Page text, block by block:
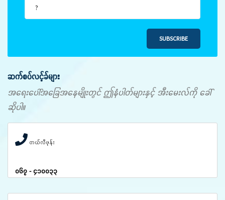
SUBSCRIBE
ဆက်စပ်လင့်ခ်များ
အရေးပေါ်အခြေအနေမျိုးတွင် ဤနံပါတ်များနှင့် အီးမေးလ်ကို ခေါ်
ဆိုပါ။
တယ်လီဖုန်း
၀၆၇ - ၄၁၀၀၃၃